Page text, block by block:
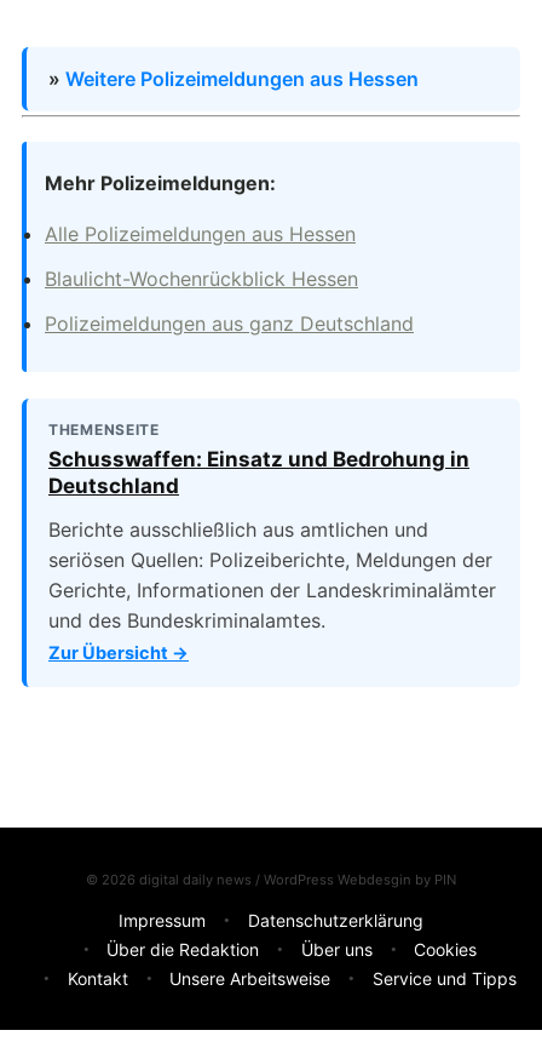
» Weitere Polizeimeldungen aus Hessen
Mehr Polizeimeldungen:
Alle Polizeimeldungen aus Hessen
Blaulicht-Wochenrückblick Hessen
Polizeimeldungen aus ganz Deutschland
THEMENSEITE
Schusswaffen: Einsatz und Bedrohung in
Deutschland
Berichte ausschließlich aus amtlichen und
seriösen Quellen: Polizeiberichte, Meldungen der
Gerichte, Informationen der Landeskriminalämter
und des Bundeskriminalamtes.
Zur Übersicht →
© 2026 digital daily news / WordPress Webdesgin by PIN
Impressum
Datenschutzerklärung
Über die Redaktion
Über uns
Cookies
Kontakt
Unsere Arbeitsweise Service und Tipps